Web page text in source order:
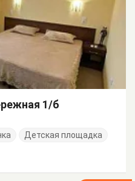
1/б
Детская площадка